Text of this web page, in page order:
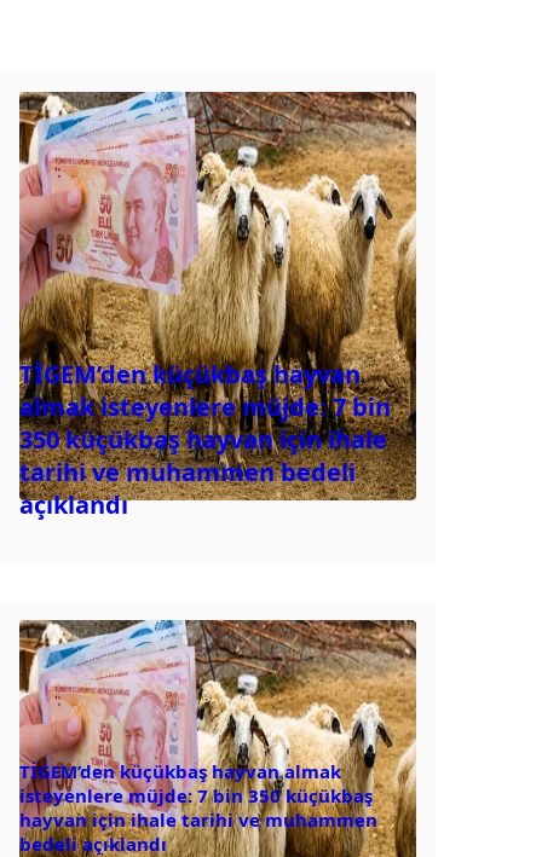
TİGEM’den küçükbaş hayvan
almak isteyenlere müjde: 7 bin
350 küçükbaş hayvan için ihale
tarihi ve muhammen bedeli
açıklandı
TİGEM’den küçükbaş hayvan almak
isteyenlere müjde: 7 bin 350 küçükbaş
hayvan için ihale tarihi ve muhammen
bedeli açıklandı